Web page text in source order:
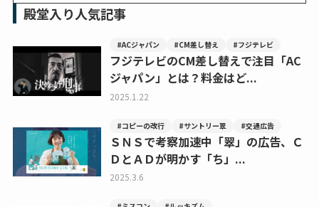
殿堂入り人気記事
#ACジャパン #CM差し替え #フジテレビ
フジテレビのCM差し替えで注目「AC
ジャパン」とは？料金はど...
2025.1.22
#コピーの改行 #サントリー翠 #交通広告
ＳＮＳで考察加速中「翠」の広告、Ｃ
ＤとＡＤが明かす「ち」...
2025.3.6